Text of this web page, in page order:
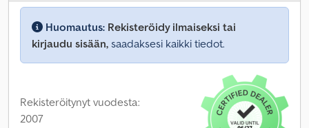
Huomautus: Rekisteröidy ilmaiseksi tai
kirjaudu sisään, saadaksesi kaikki tiedot.
Rekisteröitynyt vuodesta:
2007